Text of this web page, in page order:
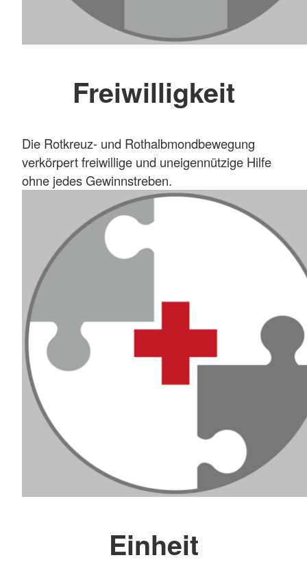
Freiwilligkeit
Die Rotkreuz- und Rothalbmondbewegung
verkörpert freiwillige und uneigennützige Hilfe
ohne jedes Gewinnstreben.
Einheit